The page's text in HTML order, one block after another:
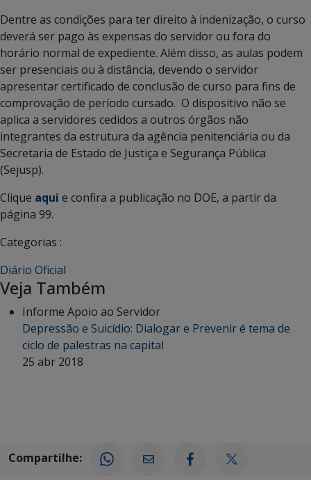
Dentre as condições para ter direito à indenização, o curso
deverá ser pago às expensas do servidor ou fora do
horário normal de expediente. Além disso, as aulas podem
ser presenciais ou à distância, devendo o servidor
apresentar certificado de conclusão de curso para fins de
comprovação de período cursado. O dispositivo não se
aplica a servidores cedidos a outros órgãos não
integrantes da estrutura da agência penitenciária ou da
Secretaria de Estado de Justiça e Segurança Pública
(Sejusp).
Clique aqui e confira a publicação no DOE, a partir da
página 99.
Categorias :
Diário Oficial
Veja Também
Informe Apoio ao Servidor
Depressão e Suicídio: Dialogar e Prevenir é tema de
ciclo de palestras na capital
25 abr 2018
Compartilhe: